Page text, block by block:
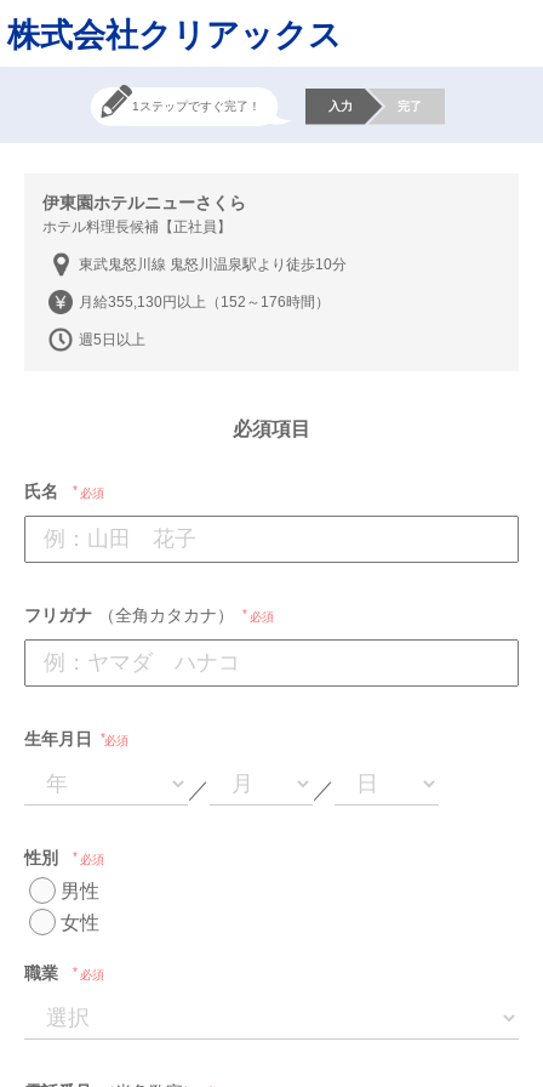
株式会社クリアックス
1ステップですぐ完了！ 入力 完了
伊東園ホテルニューさくら
ホテル料理長候補【正社員】
東武鬼怒川線 鬼怒川温泉駅より徒歩10分
月給355,130円以上（152～176時間）
週5日以上
必須項目
氏名 必須
フリガナ （全角カタカナ） 必須
生年月日 必須
／ ／
性別 必須
男性
女性
職業 必須